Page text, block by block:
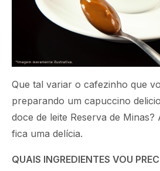
Que tal variar o cafezinho que
preparando um capuccino
doce de leite Reserva de Minas?
fica uma delícia.
QUAIS INGREDIENTES VOU